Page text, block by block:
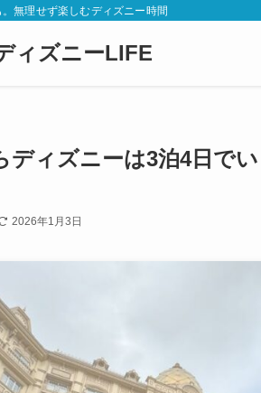
無理せず楽しむディズニー時間
ィズニーLIFE
ディズニーは3泊4日で
2026年1月3日